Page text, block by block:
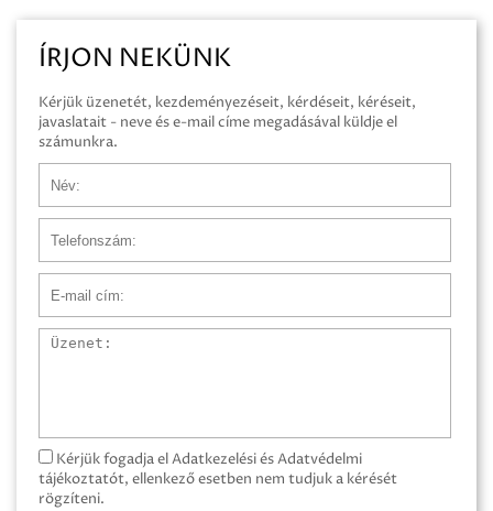
ÍRJON NEKÜNK
Kérjük üzenetét, kezdeményezéseit, kérdéseit, kéréseit,
javaslatait - neve és e-mail címe megadásával küldje el
számunkra.
Üzenet
Kérjük fogadja el Adatkezelési és Adatvédelmi
tájékoztatót, ellenkező esetben nem tudjuk a kérését
rögzíteni.